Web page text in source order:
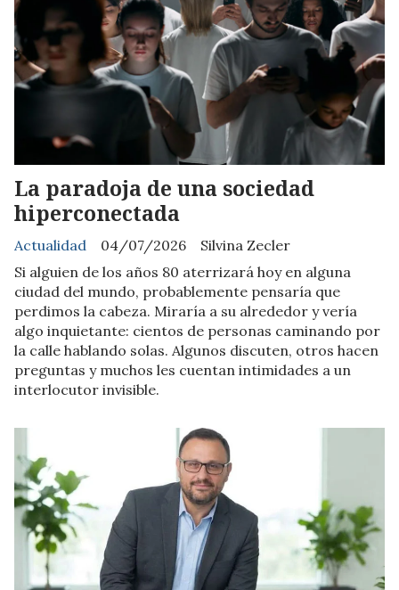
La paradoja de una sociedad
hiperconectada
Silvina Zecler
Actualidad
04/07/2026
Si alguien de los años 80 aterrizará hoy en alguna
ciudad del mundo, probablemente pensaría que
perdimos la cabeza. Miraría a su alrededor y vería
algo inquietante: cientos de personas caminando por
la calle hablando solas. Algunos discuten, otros hacen
preguntas y muchos les cuentan intimidades a un
interlocutor invisible.